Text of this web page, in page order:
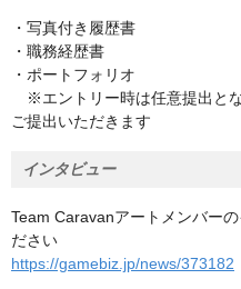
・写真付き履歴書
・職務経歴書
・ポートフォリオ
※エントリー時は任意提出と
ご提出いただきます
インタビュー
Team Caravanアートメンバー
ださい
https://gamebiz.jp/news/373182